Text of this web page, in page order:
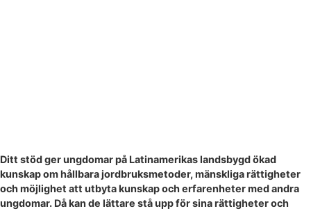
Ditt stöd ger ungdomar på Latinamerikas landsbygd ökad
kunskap om hållbara jordbruksmetoder, mänskliga rättigheter
och möjlighet att utbyta kunskap och erfarenheter med andra
ungdomar. Då kan de lättare stå upp för sina rättigheter och